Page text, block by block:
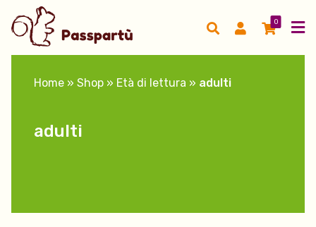
0
Home » Shop » Età di lettura » adulti
adulti